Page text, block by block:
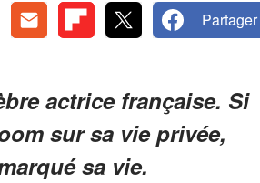
Partager
actrice française. Si
sur sa vie privée,
sa vie.